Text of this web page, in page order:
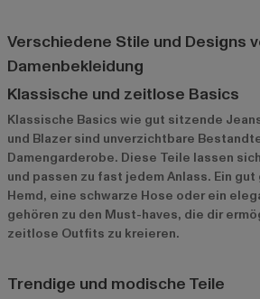
Verschiedene Stile und Designs
Damenbekleidung
Klassische und zeitlose Basics
Klassische Basics wie gut sitzende
und Blazer sind unverzichtbare
Damengarderobe. Diese Teile lassen
und passen zu fast jedem Anlass. Ein
Hemd, eine schwarze Hose oder ein
gehören zu den Must-haves, die dir
zeitlose Outfits zu kreieren.
Trendige und modische Teile